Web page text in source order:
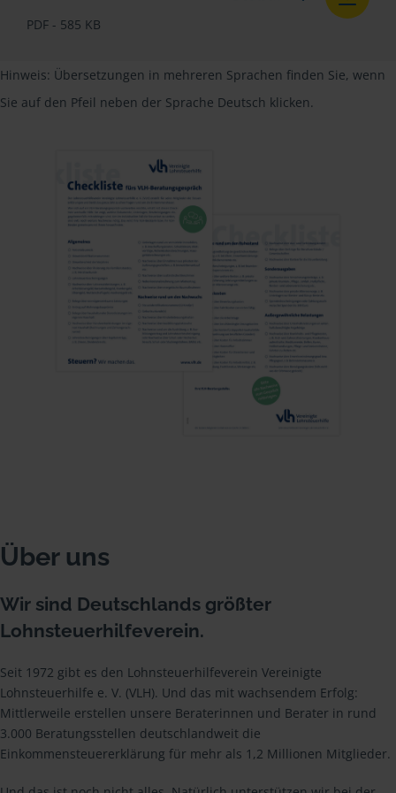
PDF - 585 KB
Hinweis: Übersetzungen in mehreren Sprachen finden Sie, wenn
Sie auf den Pfeil neben der Sprache Deutsch klicken.
Über uns
Wir sind Deutschlands größter
Lohnsteuerhilfeverein.
Seit 1972 gibt es den Lohnsteuerhilfeverein Vereinigte
Lohnsteuerhilfe e. V. (VLH). Und das mit wachsendem Erfolg:
Mittlerweile erstellen unsere Beraterinnen und Berater in rund
3.000 Beratungsstellen deutschlandweit die
Einkommensteuererklärung für mehr als 1,2 Millionen Mitglieder.